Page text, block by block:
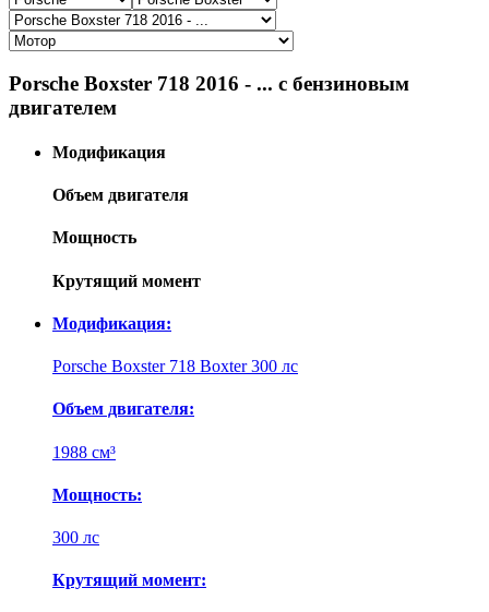
Porsche Boxster 718 2016 - ... с бензиновым
двигателем
Модификация
Объем двигателя
Мощность
Крутящий момент
Модификация:
Porsche Boxster 718 Boxter 300 лс
Объем двигателя:
1988 см³
Мощность:
300 лс
Крутящий момент: